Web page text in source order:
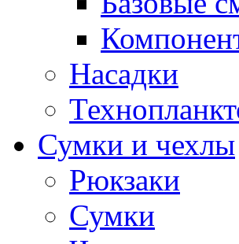
Насадки
Сумки и чехлы
Рюкзаки
Сумки